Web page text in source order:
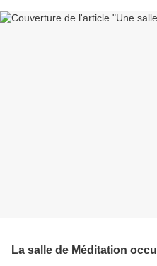
La salle de Méditation